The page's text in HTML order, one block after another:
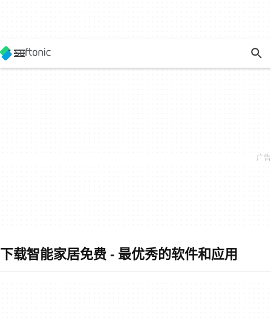
下载智能家居免费 - 最优秀的软件和应用